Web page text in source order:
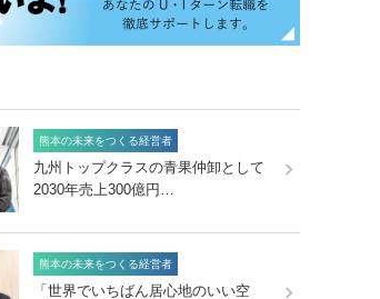
熊本の未来をつくる経営者
九州トップクラスの青果仲卸として
2030年売上300億円…
熊本の未来をつくる経営者
「世界でいちばん居心地のいい空